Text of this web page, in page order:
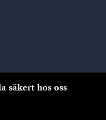
säkert hos oss